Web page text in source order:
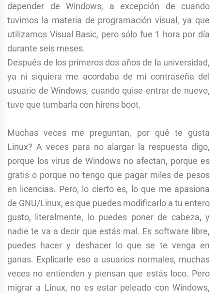
depender de Windows, a excepción de cuando
tuvimos la materia de programación visual, ya que
utilizamos Visual Basic, pero sólo fue 1 hora por día
durante seis meses.
Después de los primeros dos años de la universidad,
ya ni siquiera me acordaba de mi contraseña del
usuario de Windows, cuando quise entrar de nuevo,
tuve que tumbarla con hirens boot.
Muchas veces me preguntan, por qué te gusta
Linux? A veces para no alargar la respuesta digo,
porque los virus de Windows no afectan, porque es
gratis o porque no tengo que pagar miles de pesos
en licencias. Pero, lo cierto es, lo que me apasiona
de GNU/Linux, es que puedes modificarlo a tu entero
gusto, literalmente, lo puedes poner de cabeza, y
nadie te va a decir que estás mal. Es software libre,
puedes hacer y deshacer lo que se te venga en
ganas. Explicarle eso a usuarios normales, muchas
veces no entienden y piensan que estás loco. Pero
migrar a Linux, no es estar peleado con Windows,